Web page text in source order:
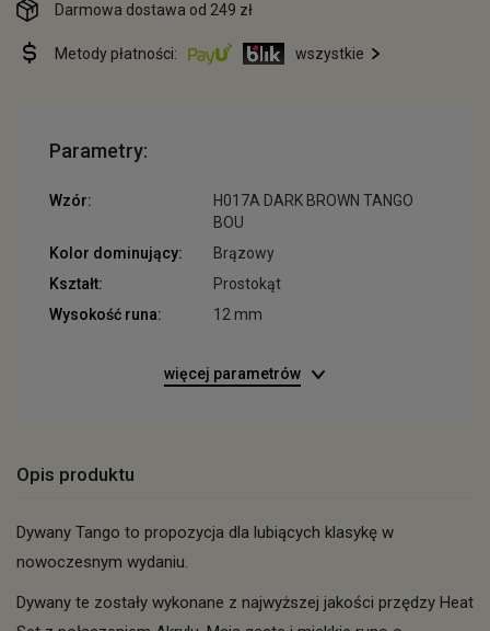
Darmowa dostawa od 249 zł
Metody płatności: wszystkie
Parametry:
Wzór:
H017A DARK BROWN TANGO
BOU
Kolor dominujący:
Brązowy
Kształt:
Prostokąt
Wysokość runa:
12 mm
więcej parametrów
Opis produktu
Dywany Tango to propozycja dla lubiących klasykę w
nowoczesnym wydaniu.
Dywany te zostały wykonane z najwyższej jakości przędzy Heat